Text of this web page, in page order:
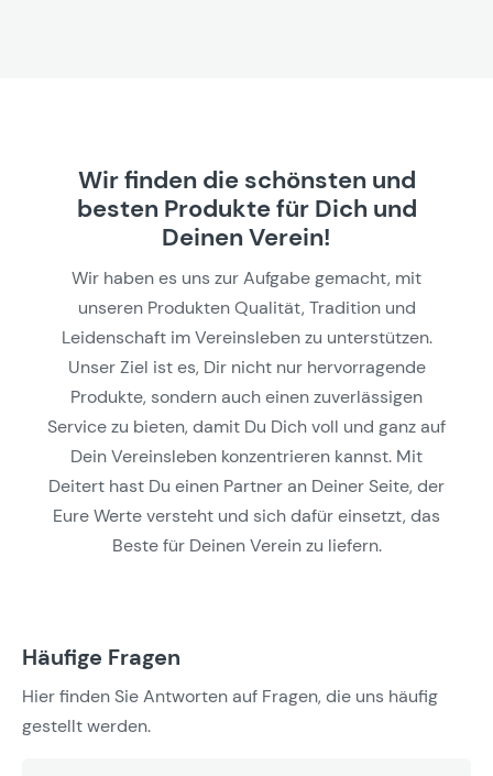
Wir finden die schönsten und
besten Produkte für Dich und
Deinen Verein!
Wir haben es uns zur Aufgabe gemacht, mit
unseren Produkten Qualität, Tradition und
Leidenschaft im Vereinsleben zu unterstützen.
Unser Ziel ist es, Dir nicht nur hervorragende
Produkte, sondern auch einen zuverlässigen
Service zu bieten, damit Du Dich voll und ganz auf
Dein Vereinsleben konzentrieren kannst. Mit
Deitert hast Du einen Partner an Deiner Seite, der
Eure Werte versteht und sich dafür einsetzt, das
Beste für Deinen Verein zu liefern.
Häufige Fragen
Hier finden Sie Antworten auf Fragen, die uns häufig
gestellt werden.